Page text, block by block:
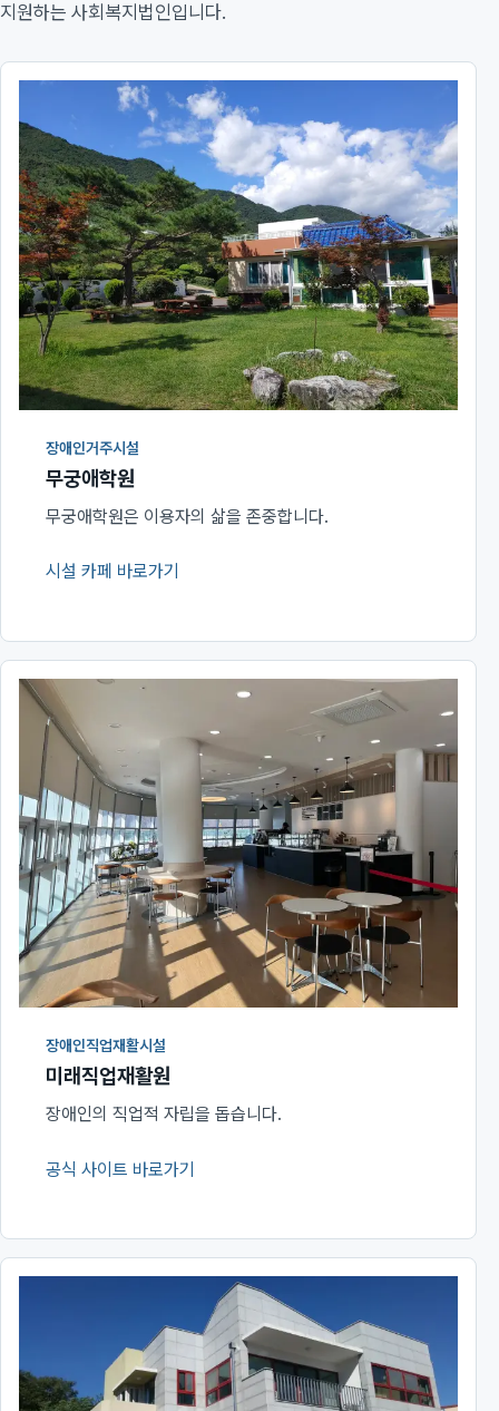
지원하는 사회복지법인입니다.
장애인거주시설
무궁애학원
무궁애학원은 이용자의 삶을 존중합니다.
시설 카페 바로가기
(새 창에서 열림)
장애인직업재활시설
미래직업재활원
장애인의 직업적 자립을 돕습니다.
공식 사이트 바로가기
(새 창에서 열림)